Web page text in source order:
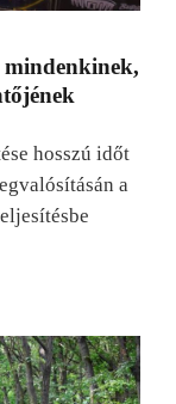
hosszú időt
a